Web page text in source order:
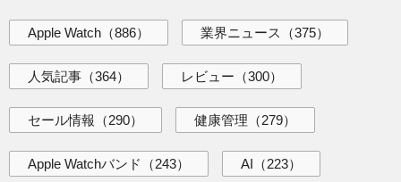
Apple Watch （886） 業界ニュース （375）
人気記事 （364） レビュー （300）
セール情報 （290） 健康管理 （279）
Apple Watchバンド （243） AI （223）